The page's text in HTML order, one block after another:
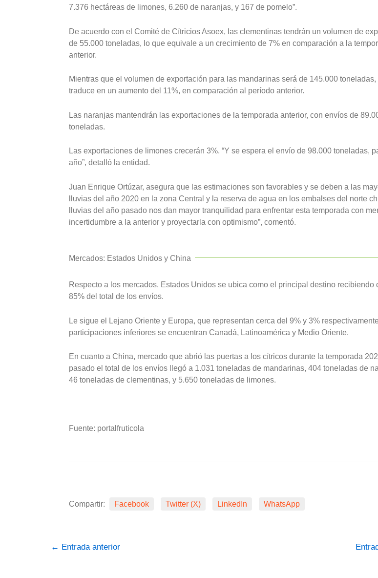
7.376 hectáreas de limones, 6.260 de naranjas, y 167 de pomelo”.
De acuerdo con el Comité de Cítricios Asoex, las clementinas tendrán un volumen de
de 55.000 toneladas, lo que equivale a un crecimiento de 7% en comparación a la
anterior.
Mientras que el volumen de exportación para las mandarinas será de 145.000 toneladas,
traduce en un aumento del 11%, en comparación al período anterior.
Las naranjas mantendrán las exportaciones de la temporada anterior, con envíos de
toneladas.
Las exportaciones de limones crecerán 3%. “Y se espera el envío de 98.000 toneladas,
año”, detalló la entidad.
Juan Enrique Ortúzar, asegura que las estimaciones son favorables y se deben a las
lluvias del año 2020 en la zona Central y la reserva de agua en los embalses del norte
lluvias del año pasado nos dan mayor tranquilidad para enfrentar esta temporada con
incertidumbre a la anterior y proyectarla con optimismo”, comentó.
Mercados: Estados Unidos y China
Respecto a los mercados, Estados Unidos se ubica como el principal destino recibiendo
85% del total de los envíos.
Le sigue el Lejano Oriente y Europa, que representan cerca del 9% y 3%
participaciones inferiores se encuentran Canadá, Latinoamérica y Medio Oriente.
En cuanto a China, mercado que abrió las puertas a los cítricos durante la temporada
pasado el total de los envíos llegó a 1.031 toneladas de mandarinas, 404 toneladas de
46 toneladas de clementinas, y 5.650 toneladas de limones.
Fuente: portalfruticola
Compartir: Facebook Twitter (X) LinkedIn WhatsApp
← Entrada anterior